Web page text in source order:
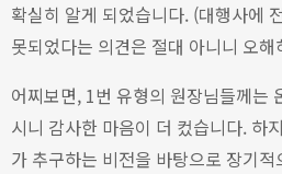
확실히 알게 되었습니다. (대행사에
못되었다는 의견은 절대 아니니 오
어찌보면, 1번 유형의 원장님들께는
시니 감사한 마음이 더 컸습니다. 하
가 추구하는 비전을 바탕으로 장기